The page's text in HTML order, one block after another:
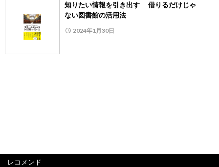
知りたい情報を引き出す 借りるだけじゃ
ない図書館の活用法
2024年1月30日
レコメンド